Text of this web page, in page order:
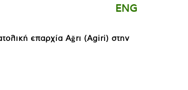
ENG
επαρχία Ağrı (Agiri) στην